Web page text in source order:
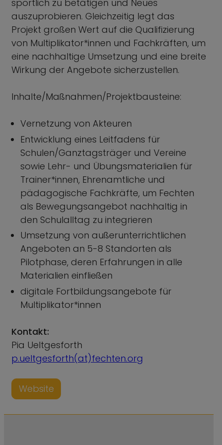
sportlich zu betätigen und Neues
auszuprobieren. Gleichzeitig legt das
Projekt großen Wert auf die Qualifizierung
von Multiplikator*innen und Fachkräften, um
eine nachhaltige Umsetzung und eine breite
Wirkung der Angebote sicherzustellen.
Inhalte/Maßnahmen/Projektbausteine:
Vernetzung von Akteuren
Entwicklung eines Leitfadens für
Schulen/Ganztagsträger und Vereine
sowie Lehr- und Übungsmaterialien für
Trainer*innen, Ehrenamtliche und
pädagogische Fachkräfte, um Fechten
als Bewegungsangebot nachhaltig in
den Schulalltag zu integrieren
Umsetzung von außerunterrichtlichen
Angeboten an 5-8 Standorten als
Pilotphase, deren Erfahrungen in alle
Materialien einfließen
digitale Fortbildungsangebote für
Multiplikator*innen
Kontakt:
Pia Ueltgesforth
p.ueltgesforth(at)fechten.org
Website